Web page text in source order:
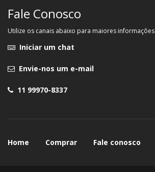
Fale Conosco
Utilize os canais abaixo para maiores informações
Iniciar um chat
Envie-nos um e-mail
11 99970-8337
Home Comprar Fale conosco